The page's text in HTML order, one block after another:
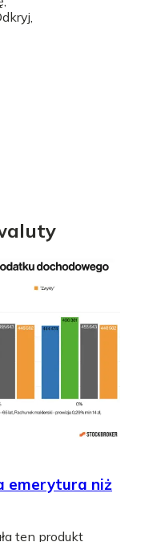
emerytura niż
ten produkt